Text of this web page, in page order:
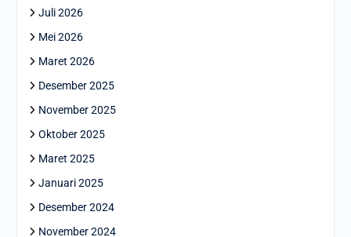
Juli 2026
Mei 2026
Maret 2026
Desember 2025
November 2025
Oktober 2025
Maret 2025
Januari 2025
Desember 2024
November 2024